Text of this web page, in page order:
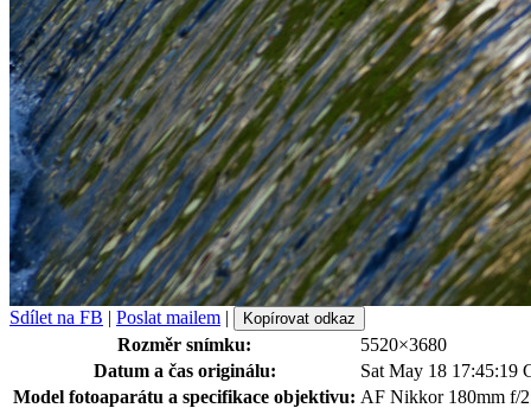
Sdílet na FB | Poslat mailem | Kopírovat odkaz
Rozměr snímku:
5520×3680
Datum a čas originálu:
Sat May 18 17:45:19
Model fotoaparátu a specifikace objektivu: AF Nikkor 180mm f/